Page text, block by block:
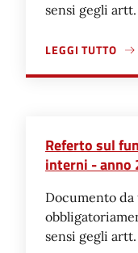
sensi gegli artt.
LEGGI TUTTO
A PROPOSITO
Referto sul
interni - anno
Documento
sensi gegli artt.